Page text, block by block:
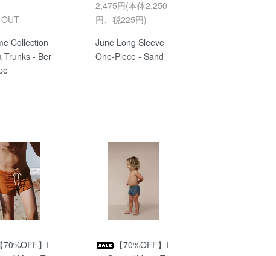
Collection
Trunks - Ber
2,475円(本体2,250
円、税225円)
June Long Sleeve
One-Piece - Sand
【70%OFF】I
【70%OFF】I